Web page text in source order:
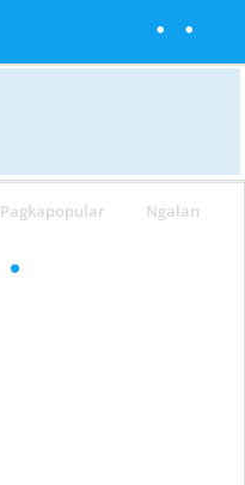
Pagkapopular Ngalan